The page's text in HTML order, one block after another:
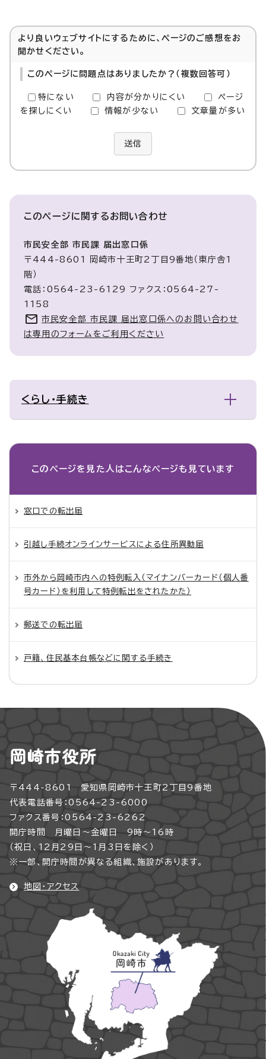
より良いウェブサイトにするために、ページのご感想をお
聞かせください。
このページに問題点はありましたか？（複数回答可）
特にない 内容が分かりにくい
ページ
を探しにくい
情報が少ない 文章量が多い
送信
このページに関するお問い合わせ
市民安全部 市民課 届出窓口係
〒444-8601 岡崎市十王町2丁目9番地（東庁舎1
階）
電話：0564-23-6129 ファクス：0564-27-
1158
市民安全部 市民課 届出窓口係へのお問い合わせ
は専用のフォームをご利用ください
くらし・手続き
このページを見た人は こんなページも見ています
窓口での転出届
引越し手続オンラインサービスによる住所異動届
市外から岡崎市内への特例転入（マイナンバーカード（個人番
号カード）を利用して特例転出をされたかた）
郵送での転出届
戸籍、住民基本台帳などに関する手続き
岡崎市役所
〒444-8601 愛知県岡崎市十王町2丁目9番地
代表電話番号：0564-23-6000
ファクス番号：0564-23-6262
開庁時間 月曜日～金曜日 9時～16時
（祝日、12月29日～1月3日を除く）
※一部、開庁時間が異なる組織、施設があります。
地図・アクセス